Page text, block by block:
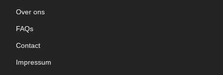
Over ons
FAQs
Contact
Impressum